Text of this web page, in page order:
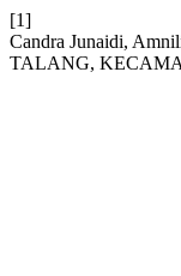
[1]
Candra Junaidi,
TALANG,